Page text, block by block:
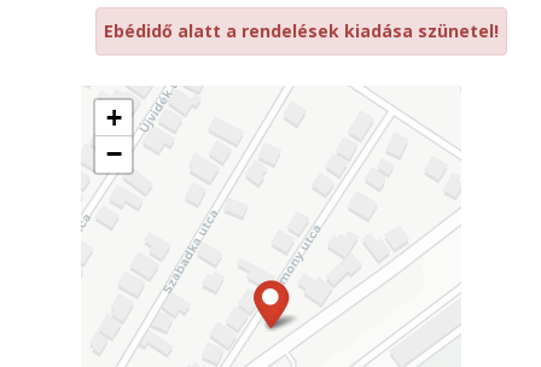
+
−
Ebédidő alatt a rendelések kiadása szünetel!